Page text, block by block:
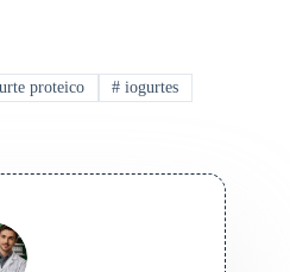
proteico # iogurtes